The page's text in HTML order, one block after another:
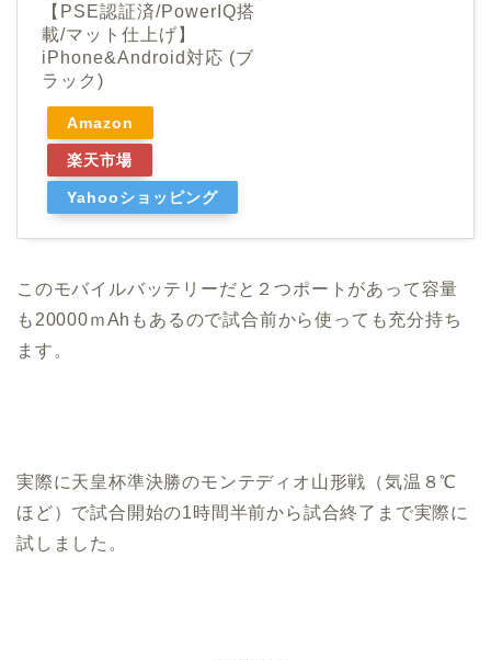
【PSE認証済/PowerIQ搭
載/マット仕上げ】
iPhone&Android対応 (ブ
ラック)
Amazon
楽天市場
Yahooショッピング
このモバイルバッテリーだと２つポートがあって容量
も20000ｍAhもあるので試合前から使っても充分持ち
ます。
実際に天皇杯準決勝のモンテディオ山形戦（気温８℃
ほど）で試合開始の1時間半前から試合終了まで実際に
試しました。